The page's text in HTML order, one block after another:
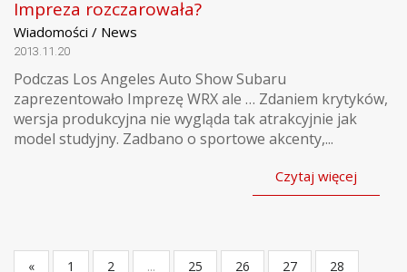
Impreza rozczarowała?
Wiadomości / News
2013.11.20
Podczas Los Angeles Auto Show Subaru
zaprezentowało Imprezę WRX ale … Zdaniem krytyków,
wersja produkcyjna nie wygląda tak atrakcyjnie jak
model studyjny. Zadbano o sportowe akcenty,...
Czytaj więcej
« 1 2 ... 25 26 27
28